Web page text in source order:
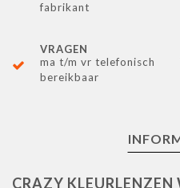
fabrikant
VRAGEN
ma t/m vr telefonisch
bereikbaar
CRAZY KLEURLENZEN